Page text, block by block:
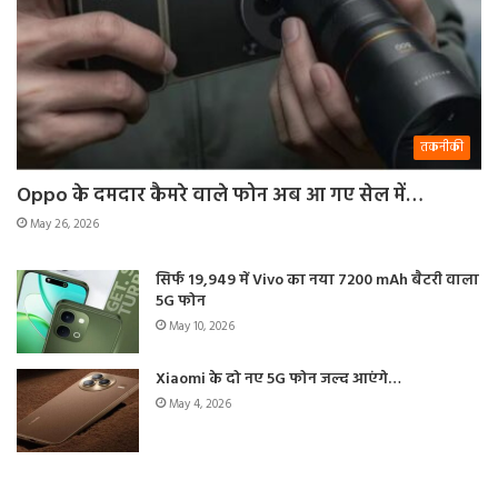
तकनीकी
Oppo के दमदार कैमरे वाले फोन अब आ गए सेल में…
May 26, 2026
सिर्फ 19,949 में Vivo का नया 7200 mAh बैटरी वाला
5G फोन
May 10, 2026
Xiaomi के दो नए 5G फोन जल्द आएंगे…
May 4, 2026